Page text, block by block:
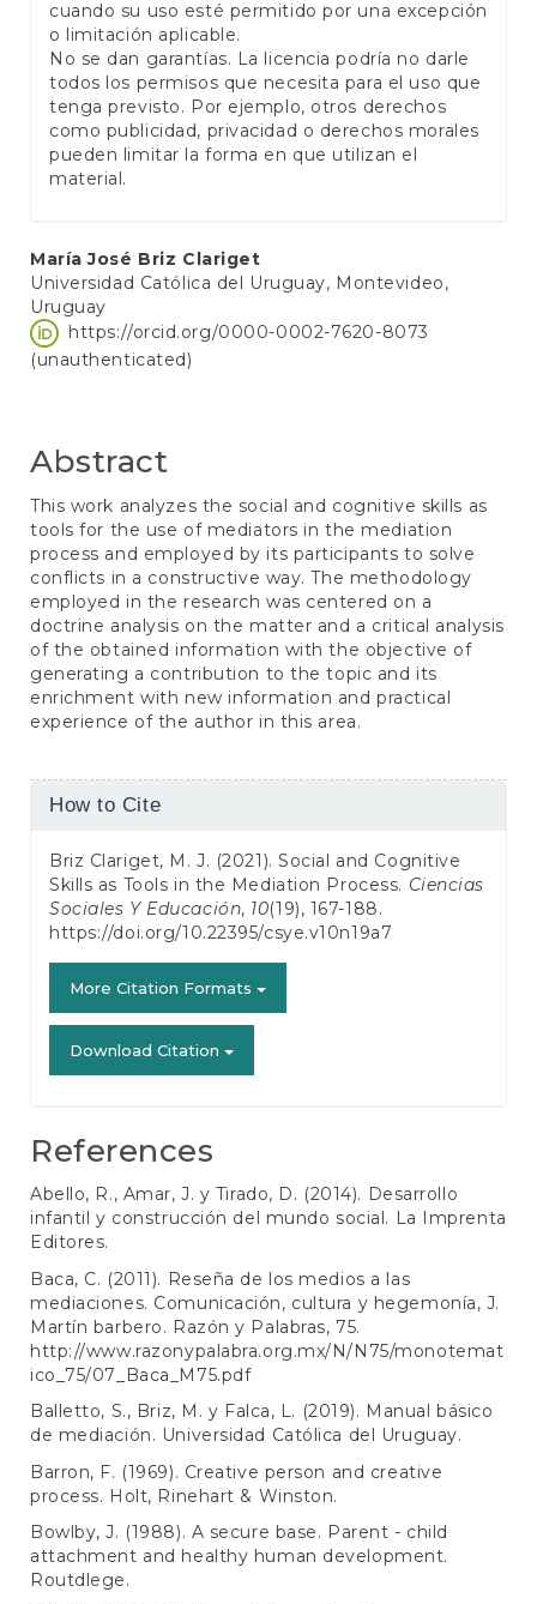
cuando su uso esté permitido por una excepción
o limitación aplicable.
No se dan garantías. La licencia podría no darle
todos los permisos que necesita para el uso que
tenga previsto. Por ejemplo, otros derechos
como publicidad, privacidad o derechos morales
pueden limitar la forma en que utilizan el
material.
Main
Article
Content
María José Briz Clariget
Universidad Católica del Uruguay, Montevideo,
Uruguay
https://orcid.org/0000-0002-7620-8073
(unauthenticated)
Abstract
This work analyzes the social and cognitive skills as
tools for the use of mediators in the mediation
process and employed by its participants to solve
conflicts in a constructive way. The methodology
employed in the research was centered on a
doctrine analysis on the matter and a critical analysis
of the obtained information with the objective of
generating a contribution to the topic and its
enrichment with new information and practical
experience of the author in this area.
Article
How to Cite
Briz Clariget, M. J. (2021). Social and Cognitive
Skills as Tools in the Mediation Process. Ciencias
Sociales Y Educación, 10(19), 167-188.
https://doi.org/10.22395/csye.v10n19a7
More Citation Formats
Download Citation
References
Abello, R., Amar, J. y Tirado, D. (2014). Desarrollo
infantil y construcción del mundo social. La Imprenta
Editores.
Baca, C. (2011). Reseña de los medios a las
mediaciones. Comunicación, cultura y hegemonía, J.
Martín barbero. Razón y Palabras, 75.
http://www.razonypalabra.org.mx/N/N75/monotemat
ico_75/07_Baca_M75.pdf
Balletto, S., Briz, M. y Falca, L. (2019). Manual básico
de mediación. Universidad Católica del Uruguay.
Barron, F. (1969). Creative person and creative
process. Holt, Rinehart & Winston.
Bowlby, J. (1988). A secure base. Parent - child
attachment and healthy human development.
Routdlege.